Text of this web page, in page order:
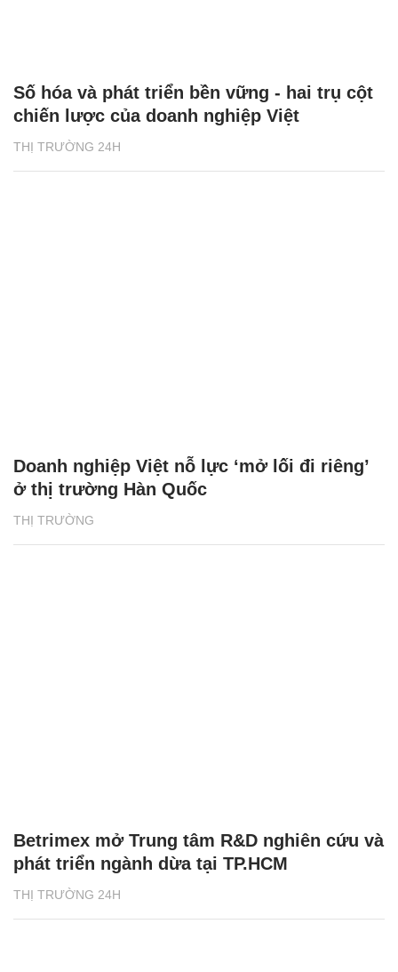
THỊ TRƯỜNG 24H
Số hóa và phát triển bền vững - hai trụ cột
chiến lược của doanh nghiệp Việt
THỊ TRƯỜNG
Doanh nghiệp Việt nỗ lực ‘mở lối đi riêng’
ở thị trường Hàn Quốc
THỊ TRƯỜNG 24H
Betrimex mở Trung tâm R&D nghiên cứu và
phát triển ngành dừa tại TP.HCM